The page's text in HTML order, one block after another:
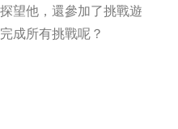
望他，還參加了挑戰遊
成所有挑戰呢？